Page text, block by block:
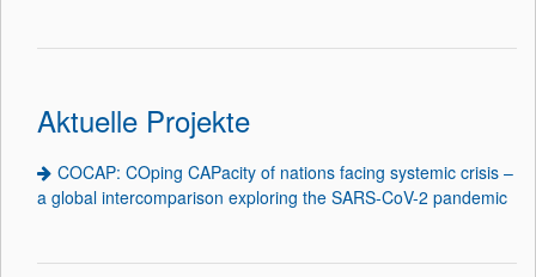
Aktuelle Projekte
COCAP: COping CAPacity of nations facing systemic crisis –
a global intercomparison exploring the SARS-CoV-2 pandemic